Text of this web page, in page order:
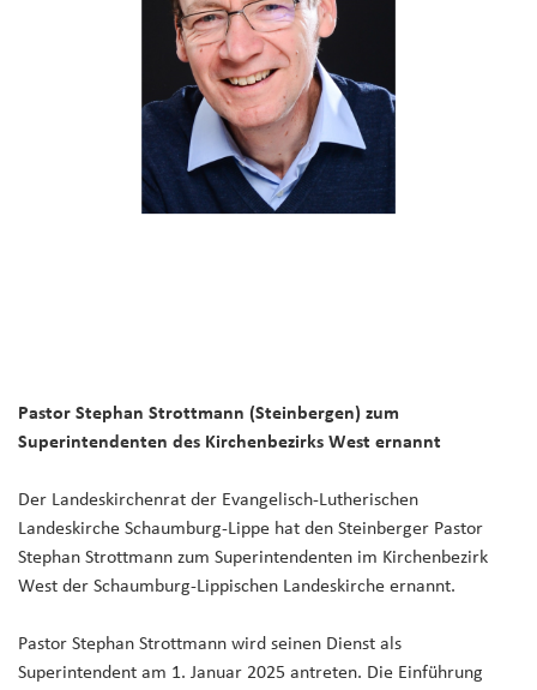
Pastor Stephan Strottmann (Steinbergen) zum
Superintendenten des Kirchenbezirks West ernannt
Der Landeskirchenrat der Evangelisch-Lutherischen
Landeskirche Schaumburg-Lippe hat den Steinberger Pastor
Stephan Strottmann zum Superintendenten im Kirchenbezirk
West der Schaumburg-Lippischen Landeskirche ernannt.
Pastor Stephan Strottmann wird seinen Dienst als
Superintendent am 1. Januar 2025 antreten. Die Einführung